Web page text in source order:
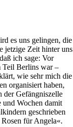
es uns gelingen, die
jetzige Zeit hinter uns
ich sage: Vor
Teil Berlins war –
wie sehr mich die
organisiert haben,
der Gefängniszelle
und Wochen damit
geschrieben
für Angela«.